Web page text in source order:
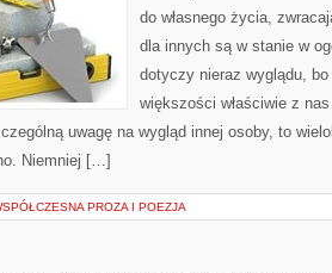
do własnego życia,
dla innych są w stanie w
dotyczy nieraz wyglądu,
większości właściwie z
uwagę na wygląd innej osoby, to
Niemniej […]
PROZA I POEZJA